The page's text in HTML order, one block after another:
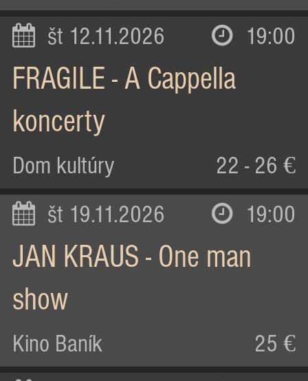
št 12.11.2026 19:00
FRAGILE - A Cappella
koncerty
Dom kultúry 22 - 26 €
št 19.11.2026 19:00
JAN KRAUS - One man
show
Kino Baník 25 €